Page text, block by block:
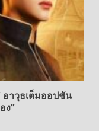
อาวุธเต็มออปชัน
ง”